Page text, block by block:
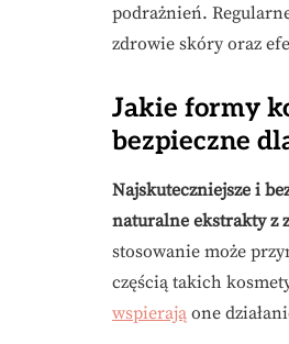
podrażnień.
zdrowie skóry oraz
Jakie formy
bezpieczne
Najskuteczniejsze i
naturalne ekstrakty z
stosowanie może
częścią takich
wspierają one